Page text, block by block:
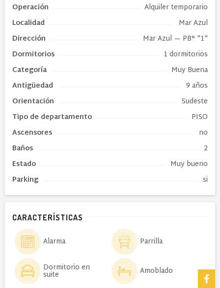
Operación
Alquiler temporario
Localidad
Mar Azul
Dirección
Mar Azul — PB° "1"
Dormitorios
1 dormitorios
Categoría
Muy Buena
Antigüedad
9 años
Orientación
Sudeste
Tipo de departamento
PISO
Ascensores
no
Baños
2
Estado
Muy bueno
Parking
si
CARACTERÍSTICAS
Alarma Parrilla
Dormitorio en
suite Amoblado